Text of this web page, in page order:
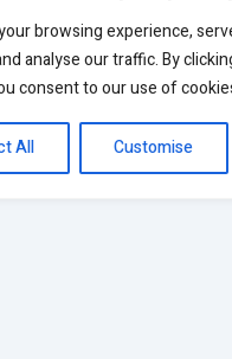
browsing experience,
analyse our traffic. By
consent to our use of
Customise
All